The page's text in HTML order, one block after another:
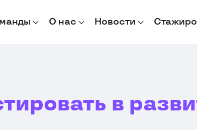
О нас Новости
в